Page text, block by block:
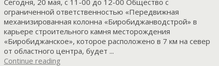
ограниченной ответственностью «Передвижная
механизированная колонна «Биробиджанводстрой» в
карьере строительного камня месторождения
«Биробиджанское», которое расположено в 7 км на север
от областного центра, будет ...
Continue reading